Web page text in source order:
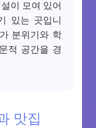
이 모여 있어
있는 곳입니
분위기와 학
적 공간을 경
맛집